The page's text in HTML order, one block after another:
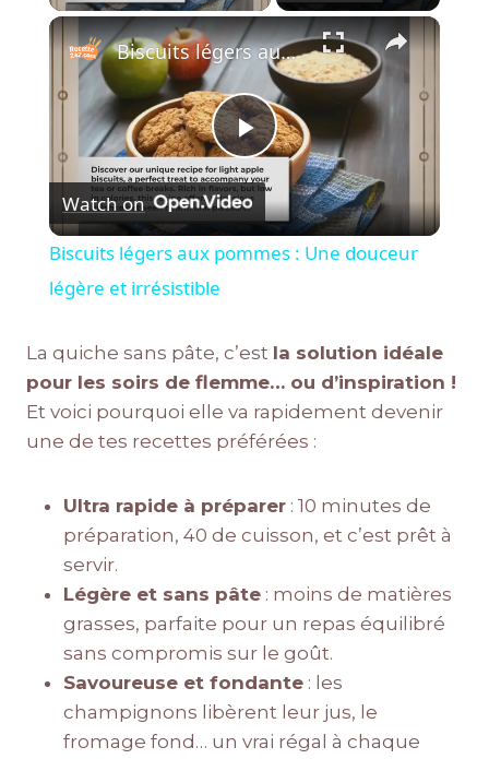
×
Play
Video
Biscuits légers aux pommes : Une douceur légère et irrésistible
Watch on
Biscuits légers aux pommes : Une douceur
légère et irrésistible
La quiche sans pâte, c’est la solution idéale
pour les soirs de flemme… ou d’inspiration !
Et voici pourquoi elle va rapidement devenir
une de tes recettes préférées :
Ultra rapide à préparer : 10 minutes de
préparation, 40 de cuisson, et c’est prêt à
servir.
Légère et sans pâte : moins de matières
grasses, parfaite pour un repas équilibré
sans compromis sur le goût.
Savoureuse et fondante : les
champignons libèrent leur jus, le
fromage fond… un vrai régal à chaque